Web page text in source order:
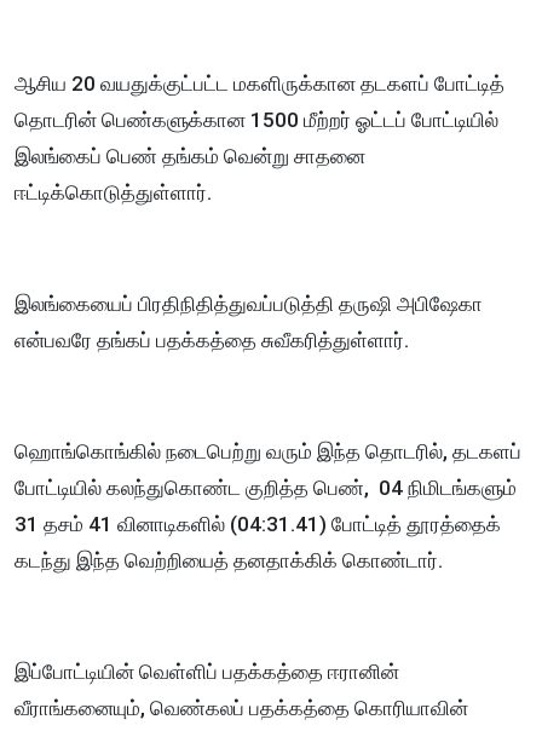
ஆசிய 20 வயதுக்குட்பட்ட மகளிருக்கான தடகளப் போட்டித்
தொடரின் பெண்களுக்கான 1500 மீற்றர் ஓட்டப் போட்டியில்
இலங்கைப் பெண் தங்கம் வென்று சாதனை
ஈட்டிக்கொடுத்துள்ளார்.
இலங்கையைப் பிரதிநிதித்துவப்படுத்தி தருஷி அபிஷேகா
என்பவரே தங்கப் பதக்கத்தை சுவீகரித்துள்ளார்.
ஹொங்கொங்கில் நடைபெற்று வரும் இந்த தொடரில், தடகளப்
போட்டியில் கலந்துகொண்ட குறித்த பெண், 04 நிமிடங்களும்
31 தசம் 41 வினாடிகளில் (04:31.41) போட்டித் தூரத்தைக்
கடந்து இந்த வெற்றியைத் தனதாக்கிக் கொண்டார்.
இப்போட்டியின் வெள்ளிப் பதக்கத்தை ஈரானின்
வீராங்கனையும், வெண்கலப் பதக்கத்தை கொரியாவின்